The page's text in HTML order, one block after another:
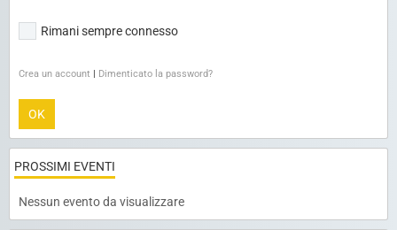
Rimani sempre connesso
Crea un account | Dimenticato la password?
OK
PROSSIMI EVENTI
Nessun evento da visualizzare